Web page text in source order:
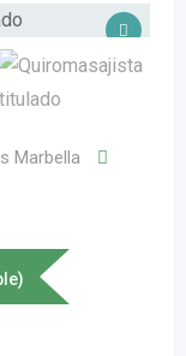
Marbella